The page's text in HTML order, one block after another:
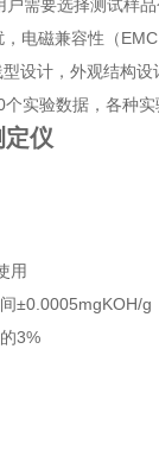
选择测试样品个
磁兼容性（EMC
计，外观结构设
验数据，各种实
仪
用
±0.0005mgKOH/g
3%